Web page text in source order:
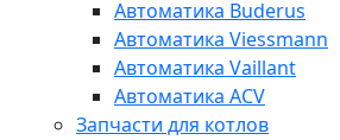
Автоматика Buderus
Автоматика Viessmann
Автоматика Vaillant
Автоматика ACV
Запчасти для котлов